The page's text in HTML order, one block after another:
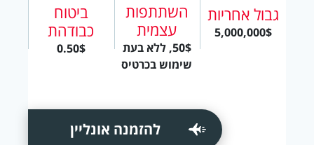
גבול אחריות
5,000,000$
השתתפות
עצמית
50$, ללא בעת
שימוש בכרטיס
ביטוח
כבודהת
0.50$
להזמנה אונליין